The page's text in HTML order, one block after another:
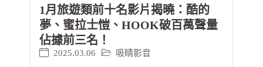
1月旅遊類前十名影片揭曉：酷的
夢、蜜拉士愷、HOOK破百萬聲量
佔據前三名！
2025.03.06 吸睛影音